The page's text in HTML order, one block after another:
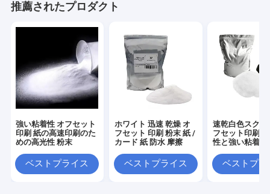
推薦されたプロダクト
強い粘着性 オフセット
印刷 紙の高速印刷のた
めの高光性 粉末
ベストプライス
ホワイト 迅速 乾燥 オ
フセット 印刷 粉末 紙 /
カード 紙 防水 摩擦
ベストプライス
速乾白色スクリ
フセット印刷粉
性と強い粘着性
ベストプラ